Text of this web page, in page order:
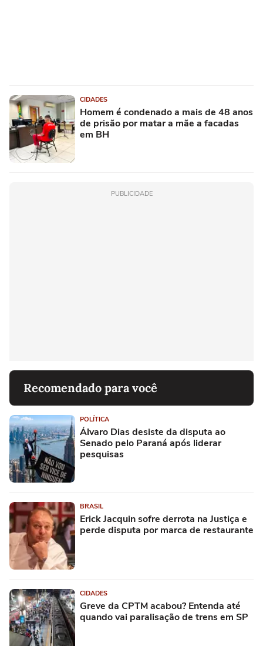
CIDADES
Homem é condenado a mais de 48 anos
de prisão por matar a mãe a facadas
em BH
PUBLICIDADE
Recomendado para você
POLÍTICA
Álvaro Dias desiste da disputa ao
Senado pelo Paraná após liderar
pesquisas
BRASIL
Erick Jacquin sofre derrota na Justiça e
perde disputa por marca de restaurante
CIDADES
Greve da CPTM acabou? Entenda até
quando vai paralisação de trens em SP